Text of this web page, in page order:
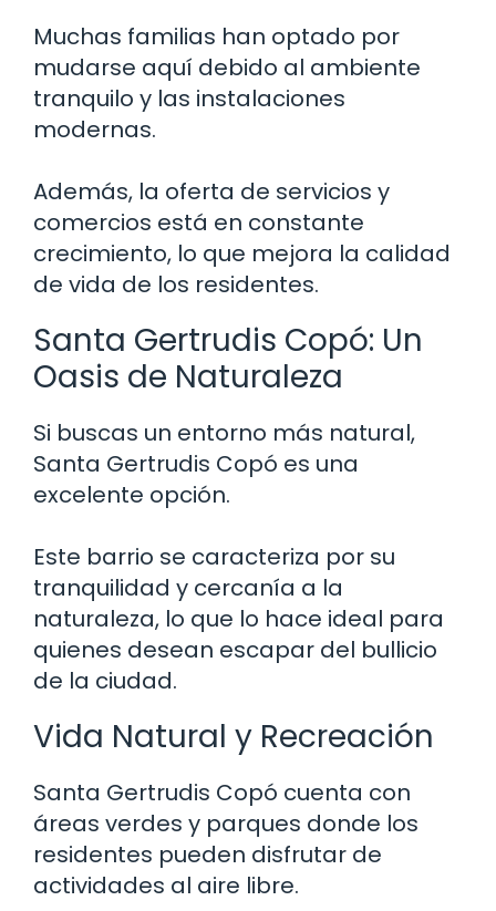
Muchas familias han optado por
mudarse aquí debido al ambiente
tranquilo y las instalaciones
modernas.
Además, la oferta de servicios y
comercios está en constante
crecimiento, lo que mejora la calidad
de vida de los residentes.
Santa Gertrudis Copó: Un
Oasis de Naturaleza
Si buscas un entorno más natural,
Santa Gertrudis Copó es una
excelente opción.
Este barrio se caracteriza por su
tranquilidad y cercanía a la
naturaleza, lo que lo hace ideal para
quienes desean escapar del bullicio
de la ciudad.
Vida Natural y Recreación
Santa Gertrudis Copó cuenta con
áreas verdes y parques donde los
residentes pueden disfrutar de
actividades al aire libre.